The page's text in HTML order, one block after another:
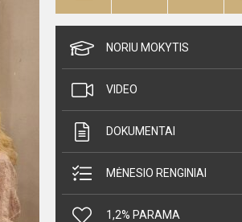
NORIU MOKYTIS
VIDEO
DOKUMENTAI
MĖNESIO RENGINIAI
1,2% PARAMA